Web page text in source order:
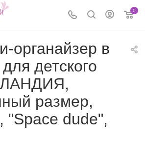
0
органайзер в
детского
размер,
"Space dude",